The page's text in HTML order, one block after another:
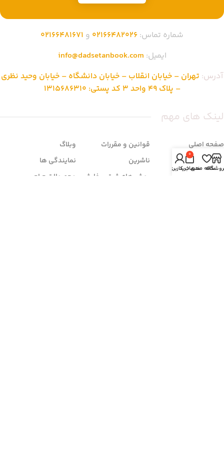
شماره تماس: 02166482026 و 02166481671
ایمیل: info@dadsetanbook.com
آدرس: تهران – خیابان انقلاب – خیابان دانشگاه – خیابان وحید نظری
– پلاک 49 واحد 3 کد پستی: 1315686310
لینک های مهم
صفحه اصلی
فروشگاه
قوانین و مقررات
ناشرین
روش های ثبت سفارش
وبلاگ
نمایندگی ها
محصولات حراجی
علاقه مندی
0
سبد خرید
حساب کاربری من